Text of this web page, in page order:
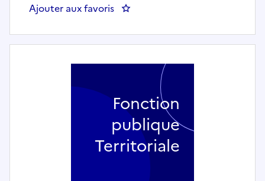
Ajouter aux favoris : Référent actions collectives F/
Fonction
publique
Territoriale